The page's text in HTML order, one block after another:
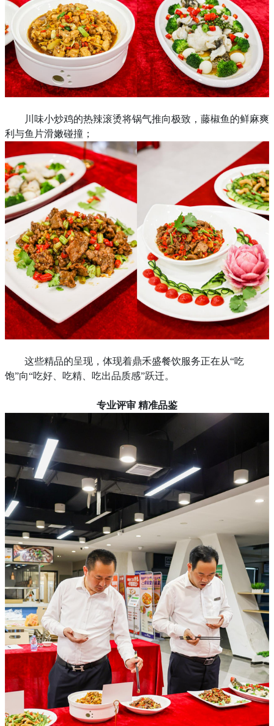
川味小炒鸡的热辣滚烫将锅气推向极致，藤椒鱼的鲜麻爽
利与鱼片滑嫩碰撞；
这些精品的呈现，体现着鼎禾盛餐饮服务正在从“吃
饱”向“吃好、吃精、吃出品质感”跃迁。
专业评审 精准品鉴